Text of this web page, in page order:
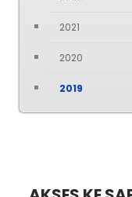
2021
2020
2019